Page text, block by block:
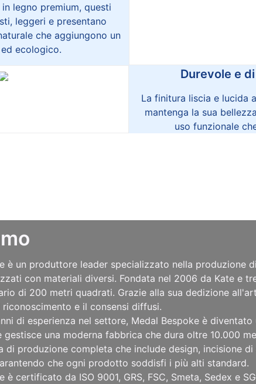
legno premium, questi
leggeri e presentano
che aggiungono un
ecologico.
Durevole e
La finitura liscia e lucida
mantenga la sua
uso funzionale
è un produttore leader specializzato nella produzione
con materiali diversi. Fondata nel 2006 da Kate e
di 200 metri quadrati. Grazie alla sua dedizione
e il consensi diffusi.
di esperienza nel settore, Medal Bespoke è
gestisce una moderna fabbrica che dura oltre 10.000
di produzione completa che include design, incisione
che ogni prodotto soddisfi i più alti standard.
è certificato da ISO 9001, GRS, FSC, Smeta, Sedex e